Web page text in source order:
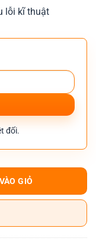
lỗi kĩ thuật
đối.
số lượng
GIỎ